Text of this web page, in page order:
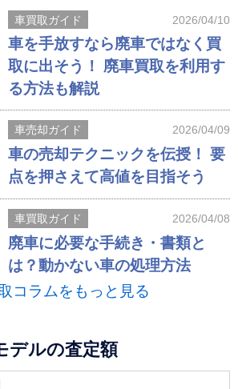
車買取ガイド 2026/04/10
車を手放すなら廃車ではなく買
取に出そう！ 廃車買取を利用す
る方法も解説
車売却ガイド 2026/04/09
車の売却テクニックを伝授！ 要
点を押さえて高値を目指そう
車買取ガイド 2026/04/08
廃車に必要な手続き・書類と
は？動かない車の処理方法
コラムをもっと見る
デルの査定額